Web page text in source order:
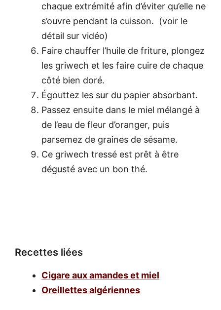
chaque extrémité afin d’éviter qu’elle ne
s’ouvre pendant la cuisson. (voir le
détail sur vidéo)
Faire chauffer l’huile de friture, plongez
les griwech et les faire cuire de chaque
côté bien doré.
Égouttez les sur du papier absorbant.
Passez ensuite dans le miel mélangé à
de l’eau de fleur d’oranger, puis
parsemez de graines de sésame.
Ce griwech tressé est prêt à être
dégusté avec un bon thé.
Recettes liées
Cigare aux amandes et miel
Oreillettes algériennes